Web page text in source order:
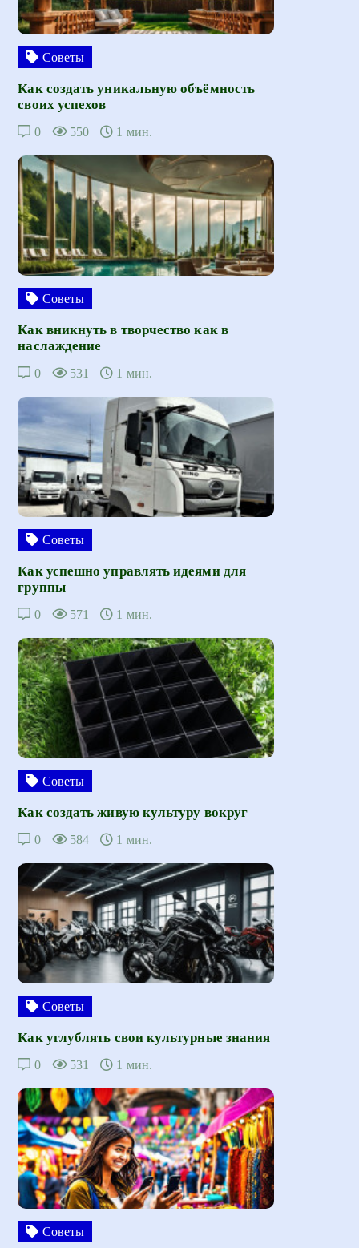
Советы
Как создать уникальную объёмность
своих успехов
0 550 1 мин.
Советы
Как вникнуть в творчество как в
наслаждение
0 531 1 мин.
Советы
Как успешно управлять идеями для
группы
0 571 1 мин.
Советы
Как создать живую культуру вокруг
0 584 1 мин.
Советы
Как углублять свои культурные знания
0 531 1 мин.
Советы